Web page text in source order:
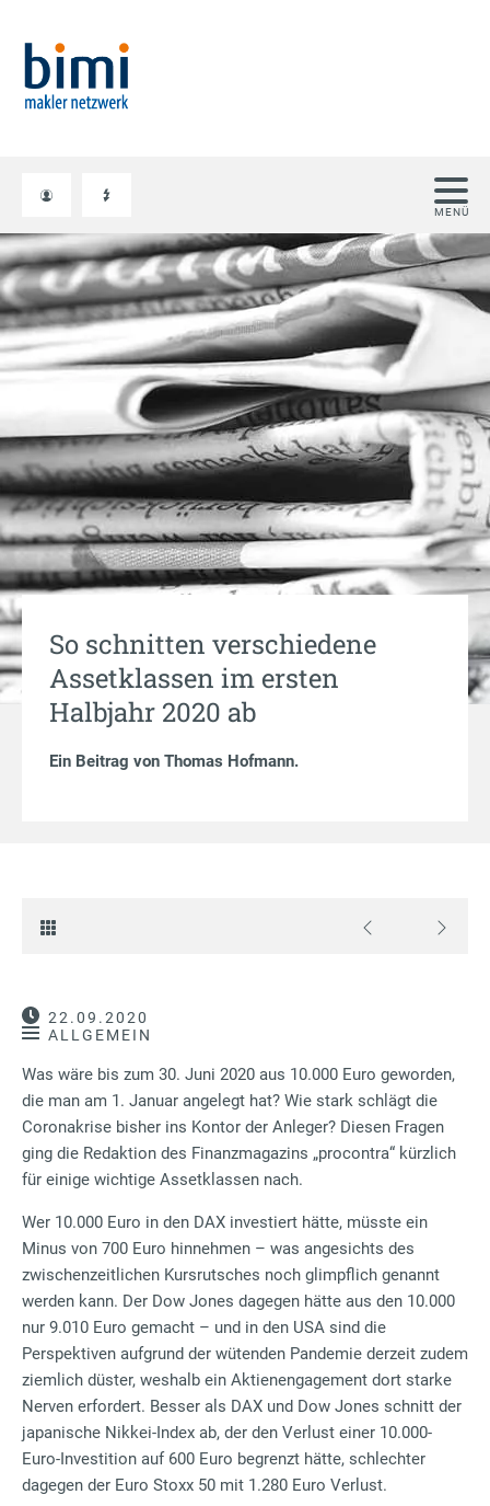
So schnitten verschiedene
Assetklassen im ersten
Halbjahr 2020 ab
Ein Beitrag von Thomas Hofmann.
22.09.2020
ALLGEMEIN
Was wäre bis zum 30. Juni 2020 aus 10.000 Euro geworden,
die man am 1. Januar angelegt hat? Wie stark schlägt die
Coronakrise bisher ins Kontor der Anleger? Diesen Fragen
ging die Redaktion des Finanzmagazins „procontra“ kürzlich
für einige wichtige Assetklassen nach.
Wer 10.000 Euro in den DAX investiert hätte, müsste ein
Minus von 700 Euro hinnehmen – was angesichts des
zwischenzeitlichen Kursrutsches noch glimpflich genannt
werden kann. Der Dow Jones dagegen hätte aus den 10.000
nur 9.010 Euro gemacht – und in den USA sind die
Perspektiven aufgrund der wütenden Pandemie derzeit zudem
ziemlich düster, weshalb ein Aktienengagement dort starke
Nerven erfordert. Besser als DAX und Dow Jones schnitt der
japanische Nikkei-Index ab, der den Verlust einer 10.000-
Euro-Investition auf 600 Euro begrenzt hätte, schlechter
dagegen der Euro Stoxx 50 mit 1.280 Euro Verlust.